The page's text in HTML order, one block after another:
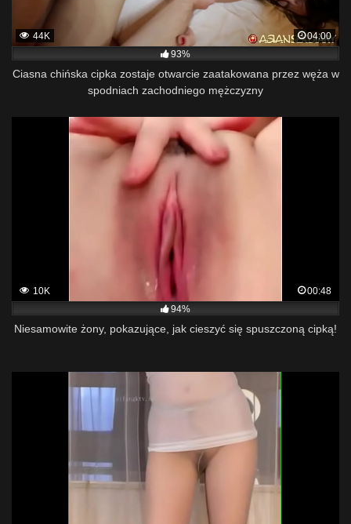
44K
04:00
93%
Ciasna chińska cipka zostaje otwarcie zaatakowana przez węża w
spodniach zachodniego mężczyzny
10K
00:48
94%
Niesamowite żony, pokazujące, jak cieszyć się spuszczoną cipką!